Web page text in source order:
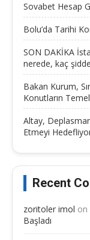
Sovabet Hesap
Bolu’da Tarihi
SON DAKİKA
nerede, kaç
Bakan Kurum,
Konutların
Altay,
Etmeyi
Recent
zoritoler imol on
Başladı